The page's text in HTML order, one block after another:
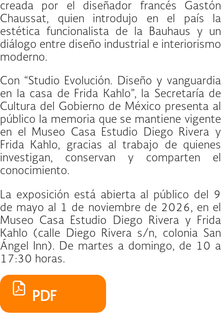
creada por el diseñador francés Gastón
Chaussat, quien introdujo en el país la
estética funcionalista de la Bauhaus y un
diálogo entre diseño industrial e interiorismo
moderno.
Con “Studio Evolución. Diseño y vanguardia
en la casa de Frida Kahlo”, la Secretaría de
Cultura del Gobierno de México presenta al
público la memoria que se mantiene vigente
en el Museo Casa Estudio Diego Rivera y
Frida Kahlo, gracias al trabajo de quienes
investigan, conservan y comparten el
conocimiento.
La exposición está abierta al público del 9
de mayo al 1 de noviembre de 2026, en el
Museo Casa Estudio Diego Rivera y Frida
Kahlo (calle Diego Rivera s/n, colonia San
Ángel Inn). De martes a domingo, de 10 a
17:30 horas.
PDF